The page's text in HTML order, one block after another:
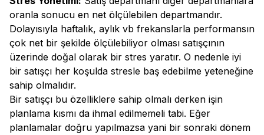
oranla sonucu en net ölçülebilen departmandır.
Dolayısıyla haftalık, aylık vb frekanslarla performansın
çok net bir şekilde ölçülebiliyor olması satışçının
üzerinde doğal olarak bir stres yaratır. O nedenle iyi
bir satışçı her koşulda stresle baş edebilme yeteneğine
sahip olmalıdır.
Bir satışçı bu özelliklere sahip olmalı derken işin
planlama kısmı da ihmal edilmemeli tabi. Eğer
planlamalar doğru yapılmazsa yani bir sonraki dönem